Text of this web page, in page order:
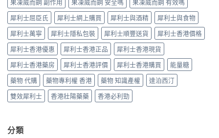
買
指
南〉
中
原
廠
比
較
及
正
貨
分
辨
指
南〉
中
Super
Tadarise
雙
效
片
效
果
與
選
購
指
南〉
中
果凍威而鋼 副作用
果凍威而鋼 安全嗎
果凍威而鋼 有效嗎
犀利士屈臣氏
犀利士網上購買 犀利士與酒精
犀利士與食物
犀利士萬寧
犀利士隱私包裝 犀利士順豐送貨
犀利士香港價格
犀利士香港優惠
犀利士香港正品
犀利士香港現貨
犀利士香港藥房
犀利士香港評價 犀利士香港購買
能量糖
藥物 代購
藥物專利權 香港 藥物 知識產權
達泊西汀
雙效犀利士
香港壯陽藥藥 香港必利勁
分類